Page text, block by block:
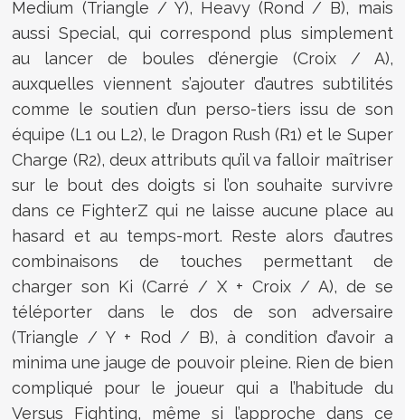
Medium (Triangle / Y), Heavy (Rond / B), mais
aussi Special, qui correspond plus simplement
au lancer de boules d’énergie (Croix / A),
auxquelles viennent s’ajouter d’autres subtilités
comme le soutien d’un perso-tiers issu de son
équipe (L1 ou L2), le Dragon Rush (R1) et le Super
Charge (R2), deux attributs qu’il va falloir maîtriser
sur le bout des doigts si l’on souhaite survivre
dans ce FighterZ qui ne laisse aucune place au
hasard et au temps-mort. Reste alors d’autres
combinaisons de touches permettant de
charger son Ki (Carré / X + Croix / A), de se
téléporter dans le dos de son adversaire
(Triangle / Y + Rod / B), à condition d’avoir a
minima une jauge de pouvoir pleine. Rien de bien
compliqué pour le joueur qui a l’habitude du
Versus Fighting, même si l’approche dans ce